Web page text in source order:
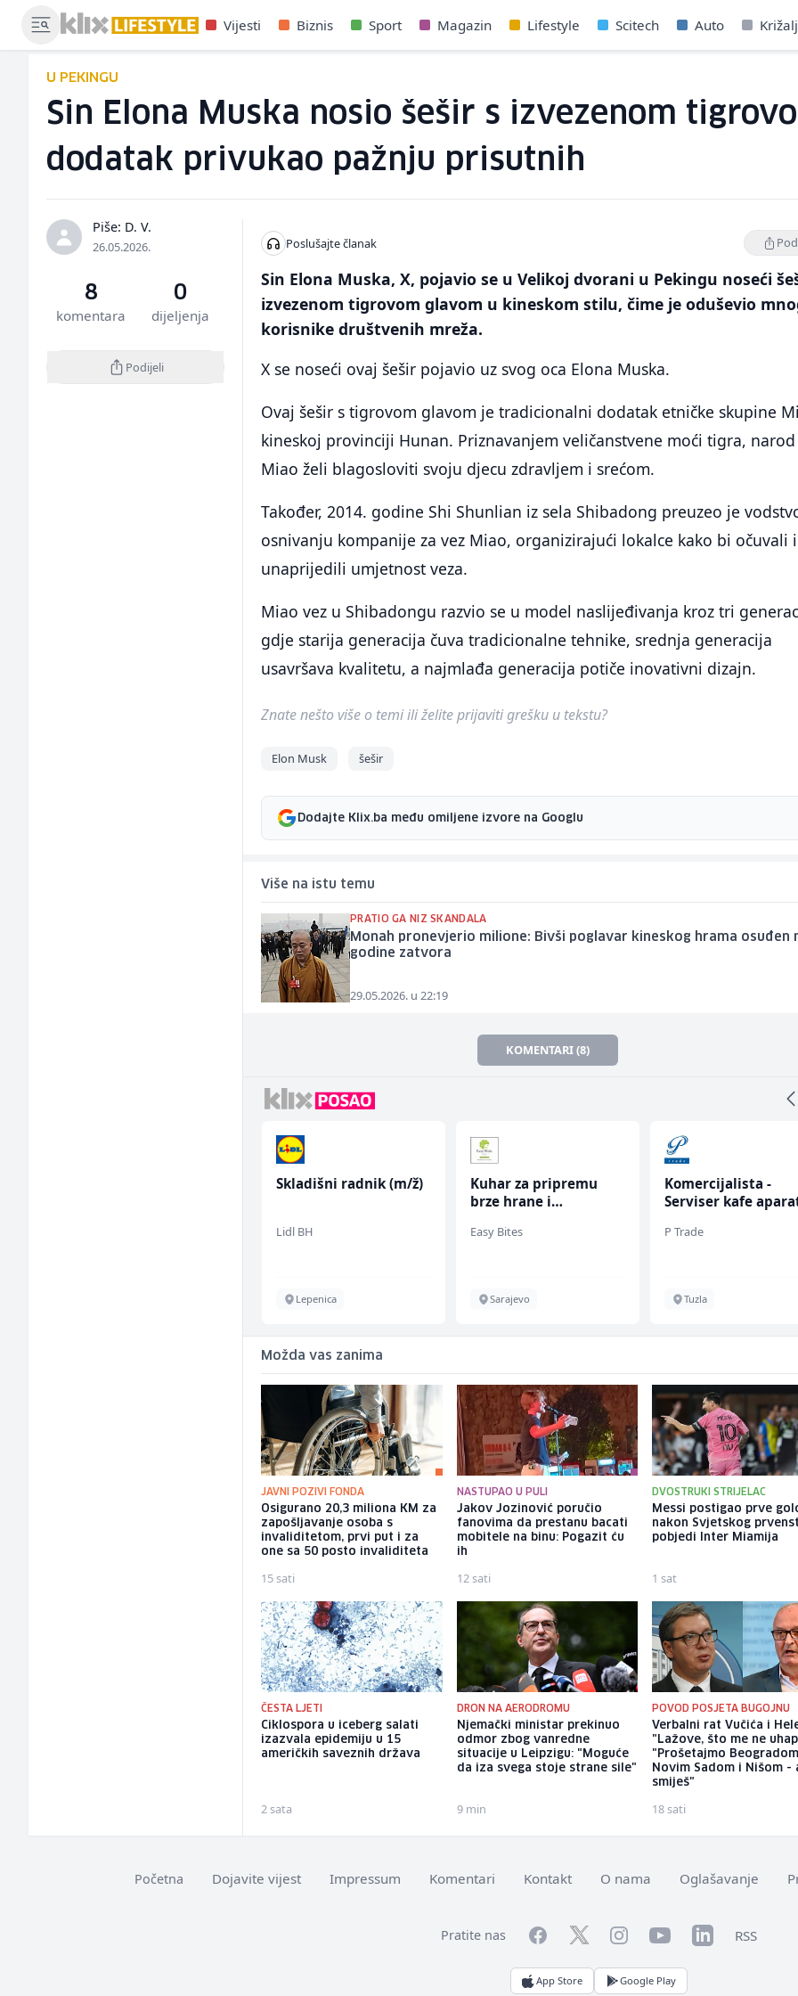
Vijesti Biznis Sport Magazin Lifestyle Scitech Auto
U PEKINGU
Sin Elona Muska nosio šešir s izvezenom
dodatak privukao pažnju prisutnih
Piše: D. V.
26.05.2026.
8
komentara
0
dijeljenja
Podijeli
Poslušajte članak
Sin Elona Muska, X, pojavio se u Velikoj dvorani u Pekingu noseći
izvezenom tigrovom glavom u kineskom stilu, čime je oduševio
korisnike društvenih mreža.
X se noseći ovaj šešir pojavio uz svog oca Elona Muska.
Ovaj šešir s tigrovom glavom je tradicionalni dodatak etničke skupine
kineskoj provinciji Hunan. Priznavanjem veličanstvene moći tigra, narod
Miao želi blagosloviti svoju djecu zdravljem i srećom.
Također, 2014. godine Shi Shunlian iz sela Shibadong preuzeo je
osnivanju kompanije za vez Miao, organizirajući lokalce kako bi očuvali i
unaprijedili umjetnost veza.
Miao vez u Shibadongu razvio se u model naslijeđivanja kroz tri
gdje starija generacija čuva tradicionalne tehnike, srednja generacija
usavršava kvalitetu, a najmlađa generacija potiče inovativni dizajn.
Znate nešto više o temi ili želite prijaviti grešku u tekstu?
Elon Musk šešir
Dodajte Klix.ba među omiljene izvore na Googlu
Više na istu temu
PRATIO GA NIZ SKANDALA
Monah pronevjerio milione: Bivši poglavar kineskog hrama osuđen
godine zatvora
29.05.2026. u 22:19
KOMENTARI (8)
Skladišni radnik (m/ž)
Lidl BH
Lepenica
Kuhar za pripremu
brze hrane i
ž)
Easy Bites
Sarajevo
Komercijalista -
Serviser kafe
P Trade
Tuzla
Možda vas zanima
JAVNI POZIVI FONDA
Osigurano 20,3 miliona KM za
zapošljavanje osoba s
invaliditetom, prvi put i za
one sa 50 posto invaliditeta
15 sati
NASTUPAO U PULI
Jakov Jozinović poručio
fanovima da prestanu bacati
mobitele na binu: Pogazit ću
ih
12 sati
DVOSTRUKI STRIJELAC
Messi postigao prve
nakon Svjetskog
pobjedi Inter Miamija
1 sat
ČESTA LJETI
Ciklospora u iceberg salati
izazvala epidemiju u 15
američkih saveznih država
2 sata
DRON NA AERODROMU
Njemački ministar prekinuo
odmor zbog vanredne
situacije u Leipzigu: "Moguće
da iza svega stoje strane sile"
9 min
POVOD POSJETA BUGOJNU
Verbalni rat Vučića i
"Lažove, što me ne
"Prošetajmo
Novim Sadom i Nišom -
smiješ"
18 sati
Početna Dojavite vijest Impressum Komentari Kontakt O nama Oglašavanje
Pratite nas FacebookTwitterInstagramYouTubeLinkedInRSS
App Store Google Play